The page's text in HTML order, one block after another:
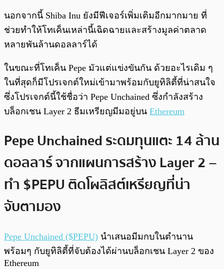
นอกจากนี้ Shiba Inu ยังมีฟีเจอร์เพิ่มเติมอีกมากมาย ที่
ช่วยทำให้โทเค็นเหล่านี้เฉิดฉายและสร้างมูลค่าตลาด
หลายพันล้านดอลลาร์ได้
ในขณะที่โทเค็น Pepe มัวแต่แข่งขันกัน ด้วยอะไรเดิม ๆ
ในที่สุดก็มีโปรเจกต์ใหม่เข้ามาพร้อมกับยูทิลิตี้ที่น่าสนใจ
ซึ่งโปรเจกต์นี้ใช้ชื่อว่า Pepe Unchained ซึ่งกำลังสร้าง
บล็อกเชน Layer 2 ธีมเหรียญมีมอยู่บน Ethereum
Pepe Unchained ระดมทุนแตะ 14 ล้าน
ดอลลาร์ จากแผนการสร้าง Layer 2 –
ทำ $PEPU ติดโผลิสต์เหรียญที่น่า
จับตามอง
Pepe Unchained ($PEPU) นำเสนอมีมกบในตำนาน
พร้อมๆ กับยูทิลิตี้ที่จับต้องได้ผ่านบล็อกเชน Layer 2 ของ
Ethereum